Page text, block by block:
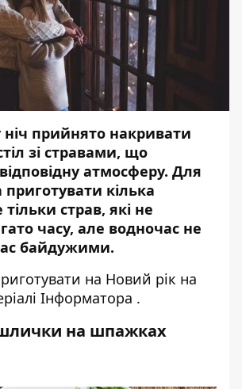
ніч прийнято накривати
зі стравами, що
атмосферу. Для
кілька
тільки страв, які не
часу, але водночас не
байдужими.
на Новий рік на
Інформатора .
на шпажках